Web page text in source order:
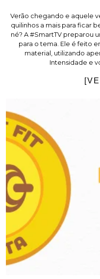
Verão chegando e aquele
quilinhos a mais para ficar
né? A #SmartTV preparou
para o tema. Ele é feito
material, utilizando
Intensidade e